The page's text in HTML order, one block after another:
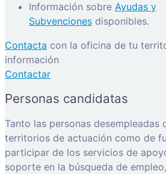
Información sobre Ayudas y
Subvenciones disponibles.
Contacta con la oficina de tu
información
Contactar
Personas candidatas
Tanto las personas desempleadas
territorios de actuación como de
participar de los servicios de
soporte en la búsqueda de